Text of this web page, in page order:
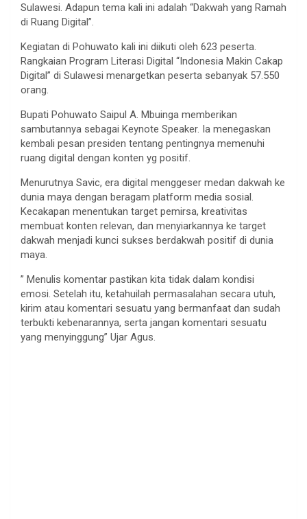
Sulawesi. Adapun tema kali ini adalah “Dakwah yang Ramah
di Ruang Digital”.
Kegiatan di Pohuwato kali ini diikuti oleh 623 peserta.
Rangkaian Program Literasi Digital “Indonesia Makin Cakap
Digital” di Sulawesi menargetkan peserta sebanyak 57.550
orang.
Bupati Pohuwato Saipul A. Mbuinga memberikan
sambutannya sebagai Keynote Speaker. Ia menegaskan
kembali pesan presiden tentang pentingnya memenuhi
ruang digital dengan konten yg positif.
Menurutnya Savic, era digital menggeser medan dakwah ke
dunia maya dengan beragam platform media sosial.
Kecakapan menentukan target pemirsa, kreativitas
membuat konten relevan, dan menyiarkannya ke target
dakwah menjadi kunci sukses berdakwah positif di dunia
maya.
” Menulis komentar pastikan kita tidak dalam kondisi
emosi. Setelah itu, ketahuilah permasalahan secara utuh,
kirim atau komentari sesuatu yang bermanfaat dan sudah
terbukti kebenarannya, serta jangan komentari sesuatu
yang menyinggung” Ujar Agus.